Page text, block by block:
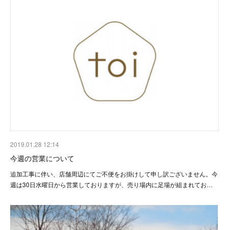
2019.01.28 12:14
今週の営業について
追加工事に伴い、店舗周辺にてご不便をお掛けして申し訳ございません。今
週は30日水曜日から営業しておりますが、売り場内に足場が組まれてお…